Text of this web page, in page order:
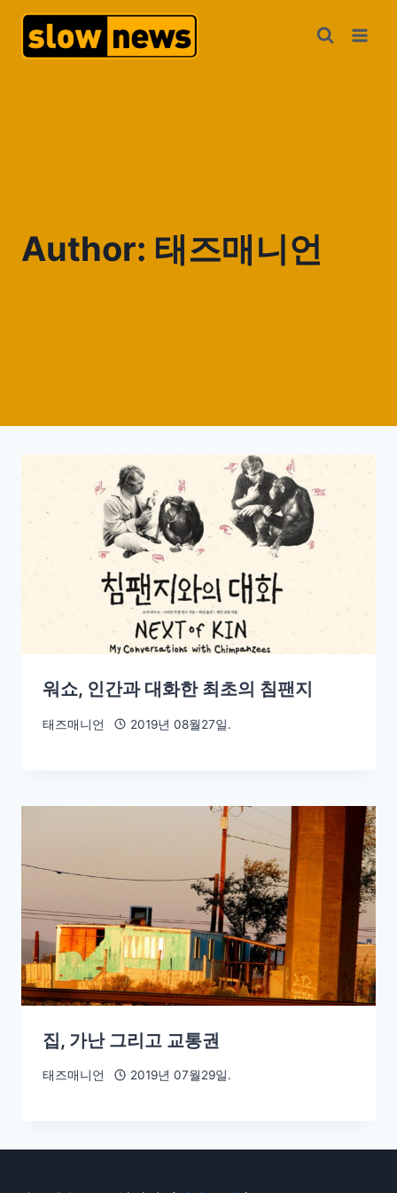
Author: 태즈매니언
워쇼, 인간과 대화한 최초의 침팬지
태즈매니언 2019년 08월27일.
집, 가난 그리고 교통권
태즈매니언 2019년 07월29일.